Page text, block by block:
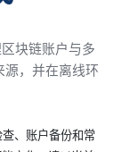
块链账户与多
源，并在离线环
、账户备份和常